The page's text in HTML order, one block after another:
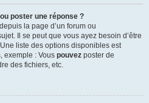
poster une réponse ?
la page d’un forum ou
Il se peut que vous ayez besoin d’être
liste des options disponibles est
exemple : Vous pouvez poster de
des fichiers, etc.